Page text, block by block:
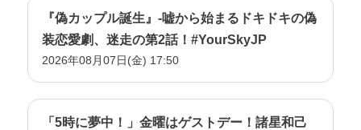
『偽カップル誕生』-嘘から始まるドキドキの偽
装恋愛劇、迷走の第2話！#YourSkyJP
2026年08月07日(金) 17:50
「5時に夢中！」金曜はゲストデー！諸星和己